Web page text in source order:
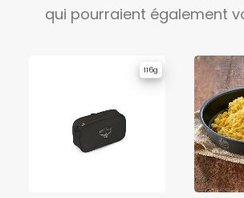
qui pourraient également
116g